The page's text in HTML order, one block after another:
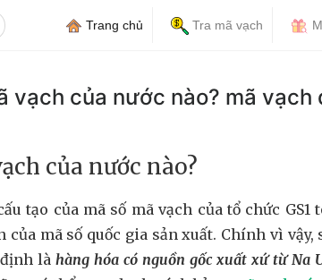
Trang chủ Tra mã vạch
vạch của nước nào? mã vạch
của nước nào?
tạo của mã số mã vạch của tổ chức GS1
của mã số quốc gia sản xuất. Chính vì vậy,
là hàng hóa có nguồn gốc xuất xứ từ Na